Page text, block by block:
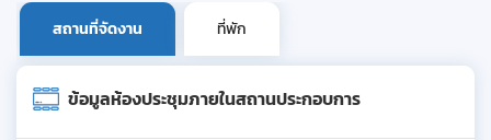
สถานที่จัดงาน ที่พัก
ข้อมูลห้องประชุมภายในสถานประกอบการ